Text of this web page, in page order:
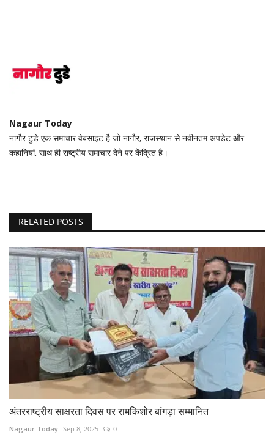
Nagaur Today
नागौर टुडे एक समाचार वेबसाइट है जो नागौर, राजस्थान से नवीनतम अपडेट और
कहानियां, साथ ही राष्ट्रीय समाचार देने पर केंद्रित है।
RELATED POSTS
अंतरराष्ट्रीय साक्षरता दिवस पर रामकिशोर बांगड़ा सम्मानित
Nagaur Today Sep 8, 2025 0